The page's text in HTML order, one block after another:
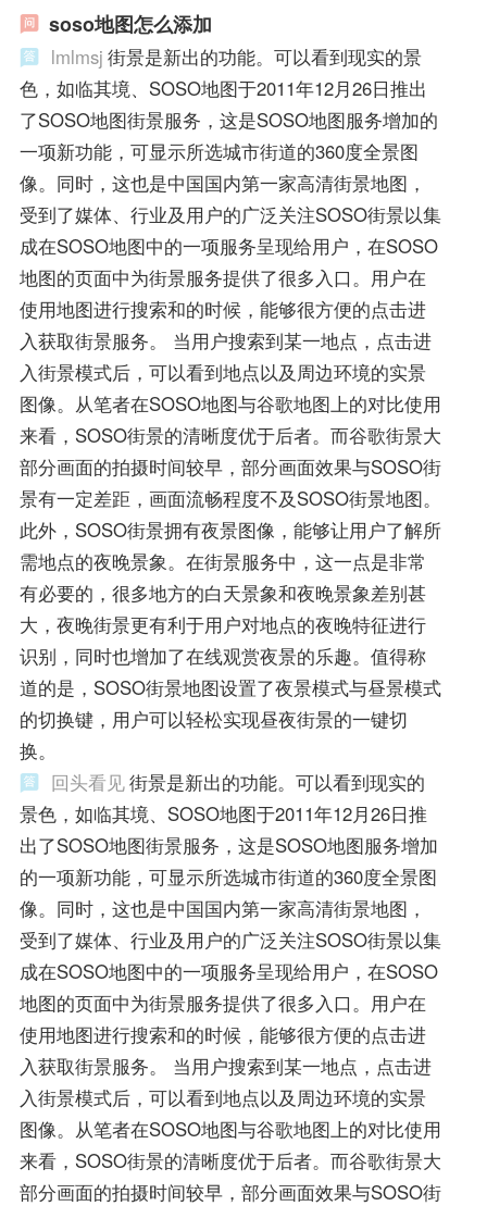
soso地图怎么添加
lmlmsj 街景是新出的功能。可以看到现实的景
色，如临其境、SOSO地图于2011年12月26日推出
了SOSO地图街景服务，这是SOSO地图服务增加的
一项新功能，可显示所选城市街道的360度全景图
像。同时，这也是中国国内第一家高清街景地图，
受到了媒体、行业及用户的广泛关注SOSO街景以集
成在SOSO地图中的一项服务呈现给用户，在SOSO
地图的页面中为街景服务提供了很多入口。用户在
使用地图进行搜索和的时候，能够很方便的点击进
入获取街景服务。 当用户搜索到某一地点，点击进
入街景模式后，可以看到地点以及周边环境的实景
图像。从笔者在SOSO地图与谷歌地图上的对比使用
来看，SOSO街景的清晰度优于后者。而谷歌街景大
部分画面的拍摄时间较早，部分画面效果与SOSO街
景有一定差距，画面流畅程度不及SOSO街景地图。
此外，SOSO街景拥有夜景图像，能够让用户了解所
需地点的夜晚景象。在街景服务中，这一点是非常
有必要的，很多地方的白天景象和夜晚景象差别甚
大，夜晚街景更有利于用户对地点的夜晚特征进行
识别，同时也增加了在线观赏夜景的乐趣。值得称
道的是，SOSO街景地图设置了夜景模式与昼景模式
的切换键，用户可以轻松实现昼夜街景的一键切
换。
回头看见街景是新出的功能。可以看到现实的
景色，如临其境、SOSO地图于2011年12月26日推
出了SOSO地图街景服务，这是SOSO地图服务增加
的一项新功能，可显示所选城市街道的360度全景图
像。同时，这也是中国国内第一家高清街景地图，
受到了媒体、行业及用户的广泛关注SOSO街景以集
成在SOSO地图中的一项服务呈现给用户，在SOSO
地图的页面中为街景服务提供了很多入口。用户在
使用地图进行搜索和的时候，能够很方便的点击进
入获取街景服务。 当用户搜索到某一地点，点击进
入街景模式后，可以看到地点以及周边环境的实景
图像。从笔者在SOSO地图与谷歌地图上的对比使用
来看，SOSO街景的清晰度优于后者。而谷歌街景大
部分画面的拍摄时间较早，部分画面效果与SOSO街